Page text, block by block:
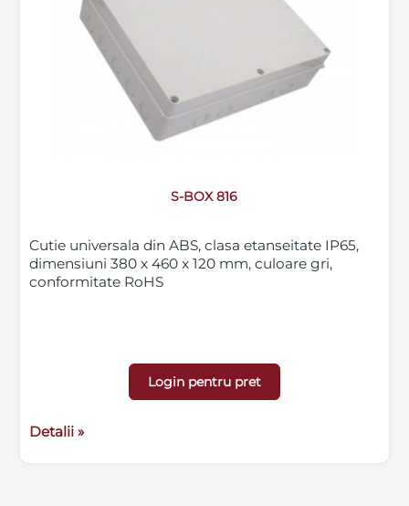
S-BOX 816
Cutie universala din ABS, clasa etanseitate IP65,
dimensiuni 380 x 460 x 120 mm, culoare gri,
conformitate RoHS
Login pentru pret
Detalii »